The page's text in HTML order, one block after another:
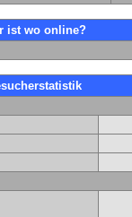
ist wo online?